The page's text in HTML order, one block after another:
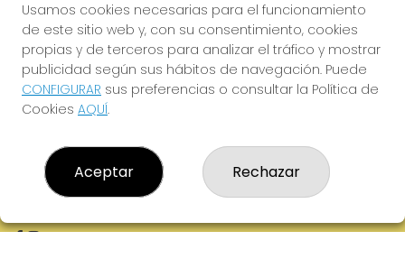
LA PERLA D'OR
¿Quiénes somos?
Comprar lotería
Resultados
Contacto
Empresas
Registro
Usamos cookies necesarias para el funcionamiento
de este sitio web y, con su consentimiento, cookies
propias y de terceros para analizar el tráfico y mostrar
publicidad según sus hábitos de navegación. Puede
CONFIGURAR sus preferencias o consultar la Política de
Cookies AQUÍ.
Aceptar Rechazar